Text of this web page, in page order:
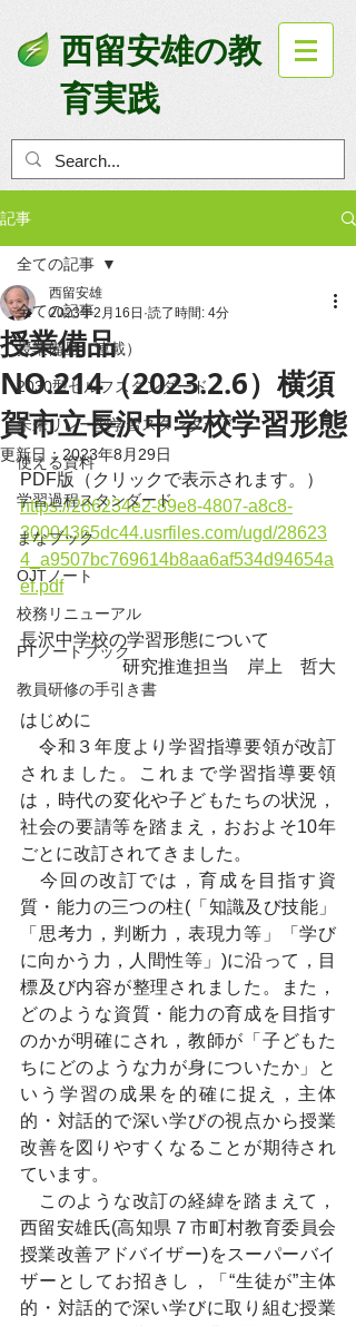
西留安雄の教
育実践
記事
全ての記事
授業備品（連載）
2030型セルフスタンダード
未来リレー型学習スタンダード
使える資料
学習過程スタンダード
まなブック
OJTノート
校務リニューアル
PTノートブック
教員研修の手引き書
全ての記事
授業備品
NO.214（2023.2.6）横須
賀市立長沢中学校学習形態
西留安雄
2023年2月16日 読了時間: 4分
更新日： 2023年8月29日
PDF版（クリックで表示されます。）
https://286234e2-89e8-4807-a8c8-
30004365dc44.usrfiles.com/ugd/28623
4_a9507bc769614b8aa6af534d94654a
ef.pdf
長沢中学校の学習形態について
研究推進担当　岸上　哲大
はじめに
令和３年度より学習指導要領が改訂
されました。これまで学習指導要領
は，時代の変化や子どもたちの状況，
社会の要請等を踏まえ，おおよそ10年
ごとに改訂されてきました。
今回の改訂では，育成を目指す資
質・能力の三つの柱(「知識及び技能」
「思考力，判断力，表現力等」「学び
に向かう力，人間性等」)に沿って，目
標及び内容が整理されました。また，
どのような資質・能力の育成を目指す
のかが明確にされ，教師が「子どもた
ちにどのような力が身についたか」と
いう学習の成果を的確に捉え，主体
的・対話的で深い学びの視点から授業
改善を図りやすくなることが期待され
ています。
このような改訂の経緯を踏まえて，
西留安雄氏(高知県７市町村教育委員会
授業改善アドバイザー)をスーパーバイ
ザーとしてお招きし，「“生徒が”主体
的・対話的で深い学びに取り組む授業